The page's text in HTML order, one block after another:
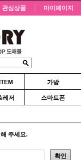
관심상품 마이페이지
가방
레저 스마트폰
주세요.
확인